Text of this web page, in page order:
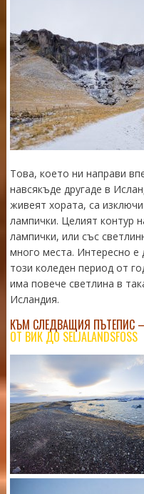
Това, което ни направи
навсякъде другаде в
живеят хората, са
лампички. Целият контур
лампички, или със
много места. Интересно е
този коледен период от
има повече светлина в
Исландия.
КЪМ СЛЕДВАЩИЯ ПЪТЕПИС
ОТ ВИК ДО SELJALANDSFOSS